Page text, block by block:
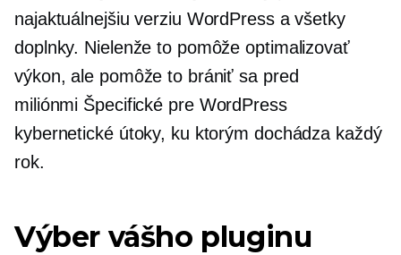
najaktuálnejšiu verziu WordPress a všetky
doplnky. Nielenže to pomôže optimalizovať
výkon, ale pomôže to brániť sa pred
miliónmi Špecifické pre WordPress
kybernetické útoky, ku ktorým dochádza každý
rok.
Výber vášho pluginu